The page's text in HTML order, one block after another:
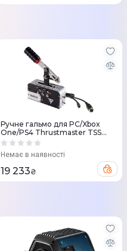
Ручне гальмо для PC/Xbox
One/PS4 Thrustmaster TSS
HANDBRAKE Sparco Mod +
Немає в наявності
19 233₴